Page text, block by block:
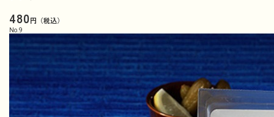
480円（税込）
No. 9